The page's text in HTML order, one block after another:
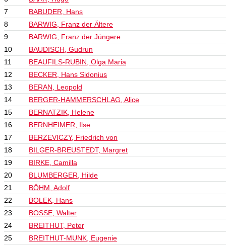
7
BABUDER, Hans
8
BARWIG, Franz der Ältere
9
BARWIG, Franz der Jüngere
10
BAUDISCH, Gudrun
11
BEAUFILS-RUBIN, Olga Maria
12
BECKER, Hans Sidonius
13
BERAN, Leopold
14
BERGER-HAMMERSCHLAG, Alice
15
BERNATZIK, Helene
16
BERNHEIMER, Ilse
17
BERZEVICZY, Friedrich von
18
BILGER-BREUSTEDT, Margret
19
BIRKE, Camilla
20
BLUMBERGER, Hilde
21
BÖHM, Adolf
22
BOLEK, Hans
23
BOSSE, Walter
24
BREITHUT, Peter
25
BREITHUT-MUNK, Eugenie